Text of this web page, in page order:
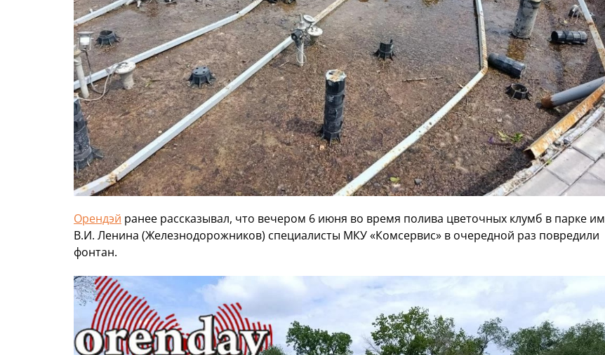
Орендэй ранее рассказывал, что вечером 6 июня во время полива цветочных клумб в парке им
В.И. Ленина (Железнодорожников) специалисты МКУ «Комсервис» в очередной раз повредили
фонтан.